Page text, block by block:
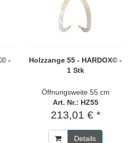
-
Holzzange 55 - HARDOX© -
1 Stk
Öffnungsweite 55 cm
Art. Nr.: HZ55
213,01 € *
Details